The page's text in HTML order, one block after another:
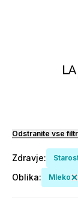
Odstranite vse
Zdravje:
Oblika: Mleko